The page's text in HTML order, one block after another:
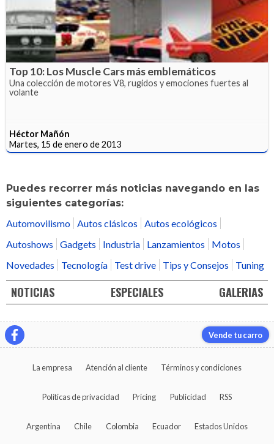
Top 10: Los Muscle Cars más emblemáticos
Una colección de motores V8, rugidos y emociones fuertes al
volante
Héctor Mañón
Martes, 15 de enero de 2013
Puedes recorrer más noticias navegando en las
siguientes categorías:
Automovilismo
Autos clásicos
Autos ecológicos
Autoshows
Gadgets Industria Lanzamientos
Motos
Novedades
Tecnología Test drive Tips y Consejos Tuning
NOTICIAS ESPECIALES GALERIAS
Vende tu carro
La empresa Atención al cliente Términos y condiciones
Políticas de privacidad Pricing Publicidad RSS
Argentina Chile Colombia Ecuador Estados Unidos